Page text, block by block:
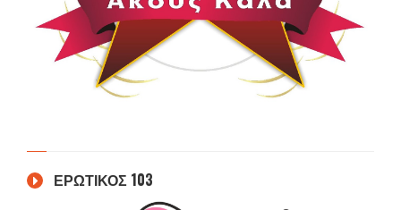
ΕΡΩΤΙΚΟΣ 103